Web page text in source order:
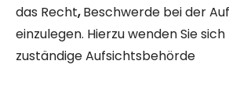
das Recht, Beschwerde bei der
einzulegen. Hierzu wenden Sie
zuständige Aufsichtsbehörde